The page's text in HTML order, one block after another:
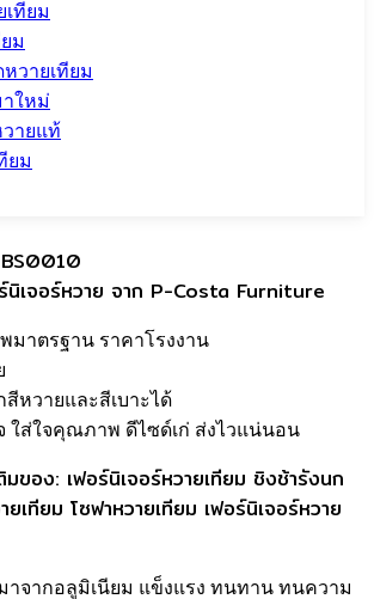
เทียม
ม
วายเทียม
าใหม่
วายแท้
ยม
BS0010
นิเจอร์หวาย จาก P-Costa Furniture
าตรฐาน ราคาโรงงาน
สีหวายและสีเบาะได้
ใส่ใจคุณภาพ ดีไซด์เก่ ส่งไวแน่นอน
ของ: เฟอร์นิเจอร์หวายเทียม ชิงช้ารังนก
ยเทียม โซฟาหวายเทียม เฟอร์นิเจอร์หวาย
าจากอลูมิเนียม แข็งแรง ทนทาน ทนความ